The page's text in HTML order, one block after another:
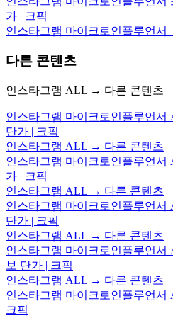
가 | 크픽
인스타그램 마이크로인플루언
다른 콘텐츠
인스타그램 ALL → 다른 콘텐츠
인스타그램 마이크로인플루언서
단가 | 크픽
인스타그램 ALL → 다른 콘텐츠
인스타그램 마이크로인플루언
가 | 크픽
인스타그램 ALL → 다른 콘텐츠
인스타그램 마이크로인플루언
단가 | 크픽
인스타그램 ALL → 다른 콘텐츠
인스타그램 마이크로인플루언
보 단가 | 크픽
인스타그램 ALL → 다른 콘텐츠
인스타그램 마이크로인플루언서
크픽